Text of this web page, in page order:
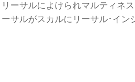
ーサルによけられマルティネ
サルがスカルにリーサル･イン